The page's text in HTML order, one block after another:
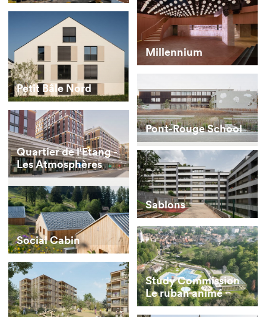
Millennium
Petit Bâle Nord
Pont-Rouge School
Quartier de l'Etang -
Les Atmosphères
Sablons
Social Cabin
Study Commission
Le ruban animé